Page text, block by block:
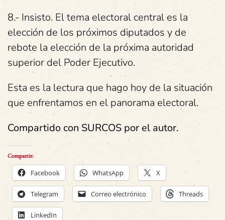
8.- Insisto. El tema electoral central es la
elección de los próximos diputados y de
rebote la elección de la próxima autoridad
superior del Poder Ejecutivo.
Esta es la lectura que hago hoy de la situación
que enfrentamos en el panorama electoral.
Compartido con SURCOS por el autor.
Compartir:
Facebook WhatsApp X
Telegram Correo electrónico Threads
LinkedIn